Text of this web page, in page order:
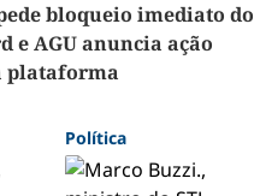
bloqueio imediato do
e AGU anuncia ação
plataforma
Política